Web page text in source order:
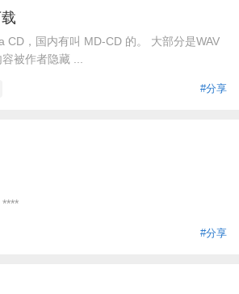
CD，国内有叫 MD-CD 的。 大部分是WAV
被作者隐藏 ...
#分享
#分享